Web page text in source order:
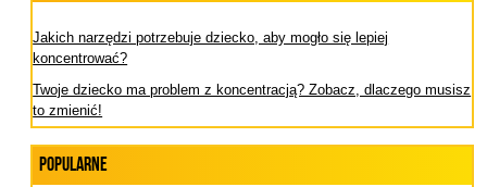
Jakich narzędzi potrzebuje dziecko, aby mogło się lepiej
koncentrować?
Twoje dziecko ma problem z koncentracją? Zobacz, dlaczego musisz
to zmienić!
Popularne